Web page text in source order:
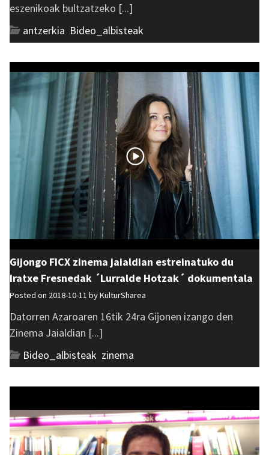
eszenikoak bultzatzeko [...]
antzerkia Bideo_albisteak
Gijongo FICX zinema jaialdian estreinatuko du
Iratxe Fresnedak ´Lurralde Hotzak´ dokumentala
Posted on 2018-10-11 byKulturSharea
Datorren Azaroaren 16tik 24ra Gijonen izango den
Zinema Jaialdian [...]
Bideo_albisteak zinema